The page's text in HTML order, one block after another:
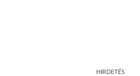
HIRDETÉS